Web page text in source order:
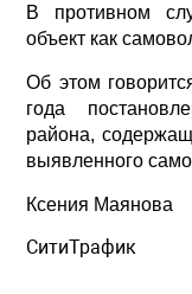
В противном
объект как
Об этом
года
района,
выявленного
Ксения Маянова
СитиТрафик